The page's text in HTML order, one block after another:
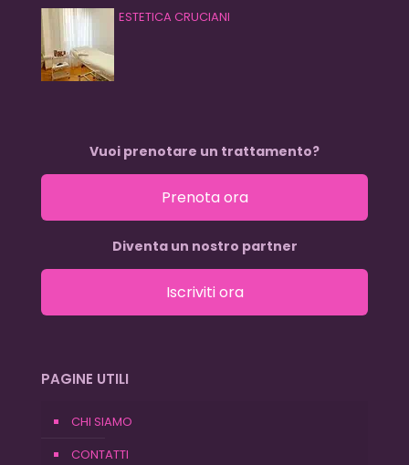
ESTETICA CRUCIANI
Vuoi prenotare un trattamento?
Prenota ora
Diventa un nostro partner
Iscriviti ora
PAGINE UTILI
CHI SIAMO
CONTATTI